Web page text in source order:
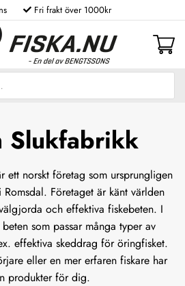
Fri frakt över 1000kr
Slukfabrikk
ett norskt företag som ursprungligen
Företaget är känt världen
och effektiva fiskebeten. I
betensom passar många typer av
effektiva skeddrag för öringfisket.
eller en mer erfaren fiskare har
produkter för dig.